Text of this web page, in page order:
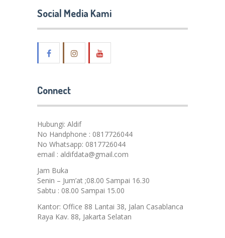
Social Media Kami
Connect
Hubungi: Aldif
No Handphone : 0817726044
No Whatsapp: 0817726044
email : aldifdata@gmail.com
Jam Buka
Senin – Jum’at ;08.00 Sampai 16.30
Sabtu : 08.00 Sampai 15.00
Kantor: Office 88 Lantai 38, Jalan Casablanca
Raya Kav. 88, Jakarta Selatan